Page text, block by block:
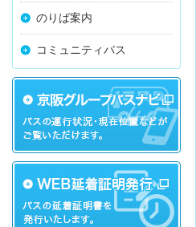
のりば案内
コミュニティバス